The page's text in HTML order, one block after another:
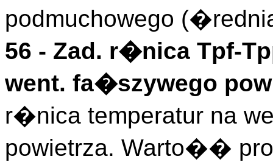
podmuchowego
56 - Zad. r�nica Tpf-
went. fa�szywego
r�nica temperatur na
powietrza. Warto��